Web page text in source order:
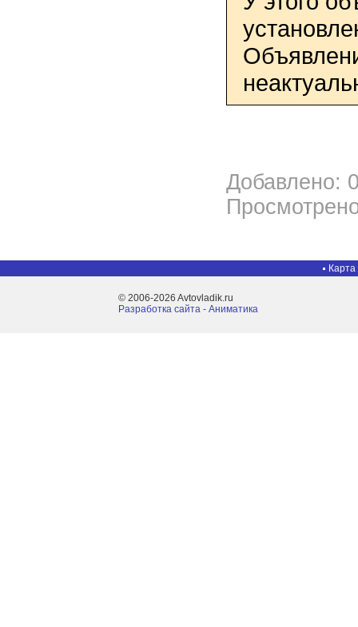
Добавлено:
Карта
© 2006-2026 Avtovladik.ru
Разработка сайта - Aниматика